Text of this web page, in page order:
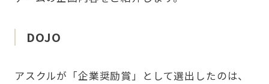
DOJO
アスクルが「企業奨励賞」として選出したのは、